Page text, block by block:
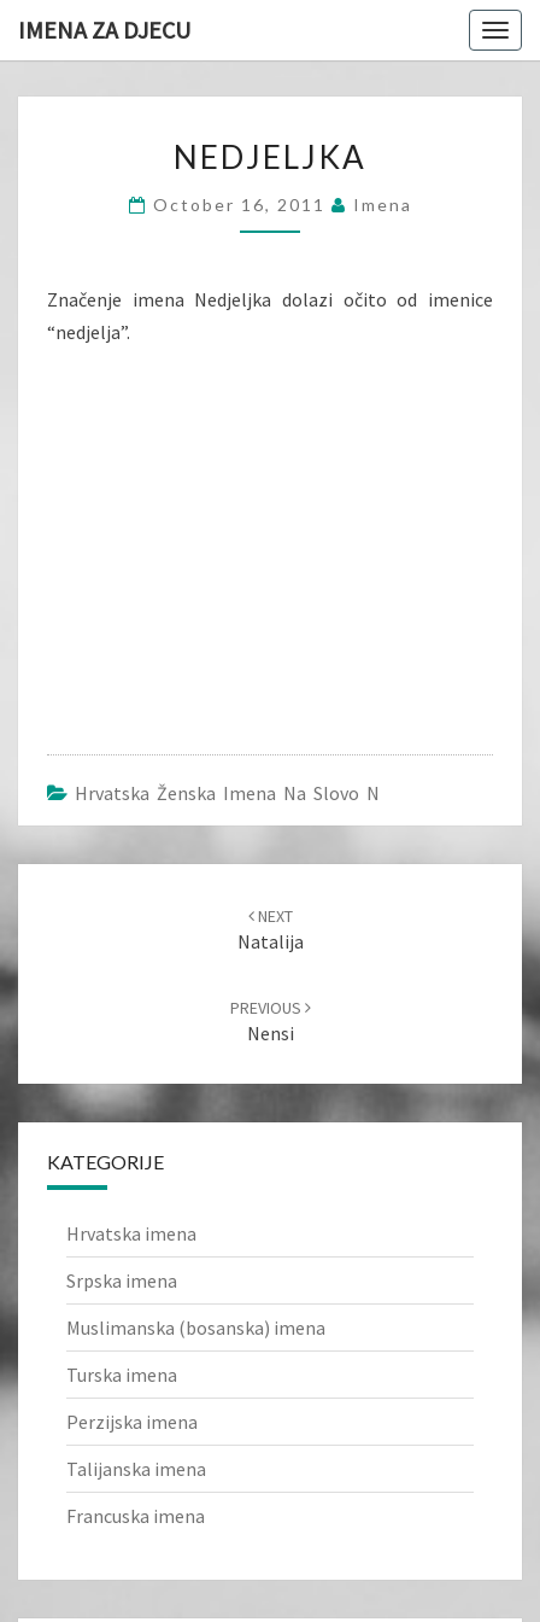
IMENA ZA DJECU
NEDJELJKA
October 16, 2011 Imena
Značenje imena Nedjeljka dolazi očito od imenice
“nedjelja”.
Hrvatska Ženska Imena Na Slovo N
NEXT
Natalija
PREVIOUS
Nensi
KATEGORIJE
Hrvatska imena
Srpska imena
Muslimanska (bosanska) imena
Turska imena
Perzijska imena
Talijanska imena
Francuska imena